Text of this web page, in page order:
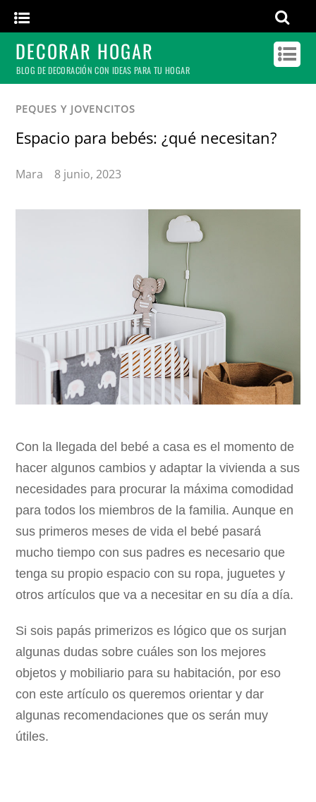
DECORAR HOGAR
BLOG DE DECORACIÓN CON IDEAS PARA TU HOGAR
PEQUES Y JOVENCITOS
Espacio para bebés: ¿qué necesitan?
Mara 8 junio, 2023
Con la llegada del bebé a casa es el momento de
hacer algunos cambios y adaptar la vivienda a sus
necesidades para procurar la máxima comodidad
para todos los miembros de la familia. Aunque en
sus primeros meses de vida el bebé pasará
mucho tiempo con sus padres es necesario que
tenga su propio espacio con su ropa, juguetes y
otros artículos que va a necesitar en su día a día.
Si sois papás primerizos es lógico que os surjan
algunas dudas sobre cuáles son los mejores
objetos y mobiliario para su habitación, por eso
con este artículo os queremos orientar y dar
algunas recomendaciones que os serán muy
útiles.